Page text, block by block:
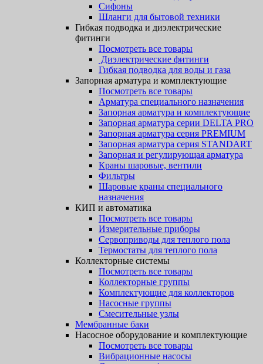
Сифоны
Шланги для бытовой техники
Гибкая подводка и диэлектрические
фитинги
Посмотреть все товары
Диэлектрические фитинги
Гибкая подводка для воды и газа
Запорная арматура и комплектующие
Посмотреть все товары
Арматура специального назначения
Запорная арматура и комплектующие
Запорная арматура серии DELTA PRO
Запорная арматура серия PREMIUM
Запорная арматура серия STANDART
Запорная и регулирующая арматура
Краны шаровые, вентили
Фильтры
Шаровые краны специального
назначения
КИП и автоматика
Посмотреть все товары
Измерительные приборы
Сервоприводы для теплого пола
Термостаты для теплого пола
Коллекторные системы
Посмотреть все товары
Коллекторные группы
Комплектующие для коллекторов
Насосные группы
Смесительные узлы
Мембранные баки
Насосное оборудование и комплектующие
Посмотреть все товары
Вибрационные насосы